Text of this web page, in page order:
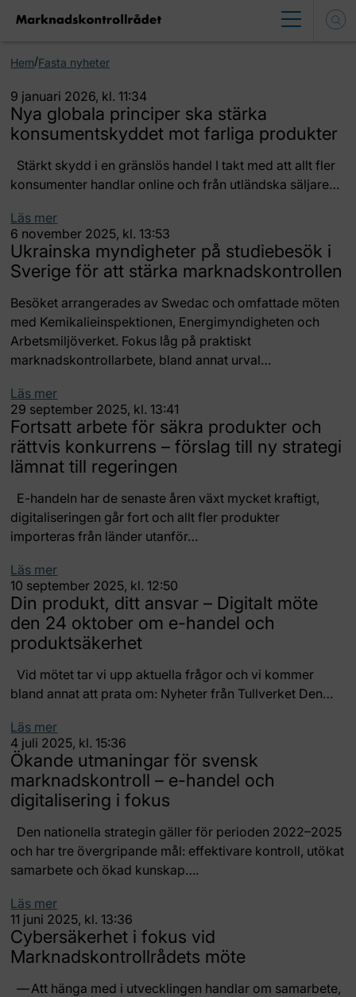
Hem/Fasta nyheter
9 januari 2026, kl. 11:34
Nya globala principer ska stärka
konsumentskyddet mot farliga produkter
Stärkt skydd i en gränslös handel I takt med att allt fler
konsumenter handlar online och från utländska säljare…
Läs mer
6 november 2025, kl. 13:53
Ukrainska myndigheter på studiebesök i
Sverige för att stärka marknadskontrollen
Besöket arrangerades av Swedac och omfattade möten
med Kemikalieinspektionen, Energimyndigheten och
Arbetsmiljöverket. Fokus låg på praktiskt
marknadskontrollarbete, bland annat urval…
Läs mer
29 september 2025, kl. 13:41
Fortsatt arbete för säkra produkter och
rättvis konkurrens – förslag till ny strategi
lämnat till regeringen
E-handeln har de senaste åren växt mycket kraftigt,
digitaliseringen går fort och allt fler produkter
importeras från länder utanför…
Läs mer
10 september 2025, kl. 12:50
Din produkt, ditt ansvar – Digitalt möte
den 24 oktober om e-handel och
produktsäkerhet
Vid mötet tar vi upp aktuella frågor och vi kommer
bland annat att prata om: Nyheter från Tullverket Den…
Läs mer
4 juli 2025, kl. 15:36
Ökande utmaningar för svensk
marknadskontroll – e-handel och
digitalisering i fokus
Den nationella strategin gäller för perioden 2022–2025
och har tre övergripande mål: effektivare kontroll, utökat
samarbete och ökad kunskap….
Läs mer
11 juni 2025, kl. 13:36
Cybersäkerhet i fokus vid
Marknadskontrollrådets möte
— Att hänga med i utvecklingen handlar om samarbete,